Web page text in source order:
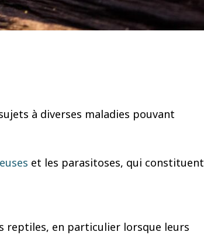
à diverses maladies pouvant
et les parasitoses, qui constituent
reptiles, en particulier lorsque leurs